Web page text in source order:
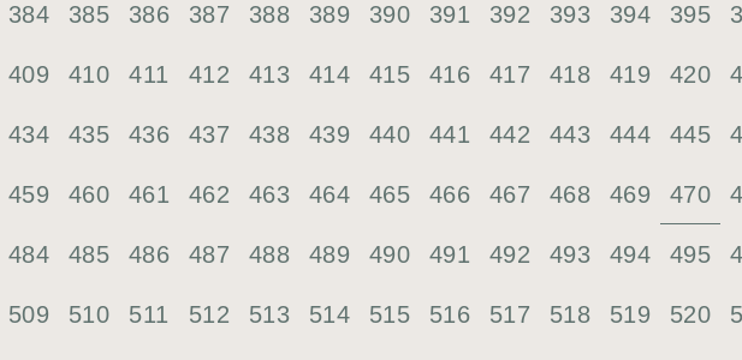
384 385 386 387 388 389 390 391 392 393 394 395
409 410 411 412 413 414 415 416 417 418 419 420
434 435 436 437 438 439 440 441 442 443 444 445
459 460 461 462 463 464 465 466 467 468 469 470
484 485 486 487 488 489 490 491 492 493 494 495
509 510 511 512 513 514 515 516 517 518 519 520